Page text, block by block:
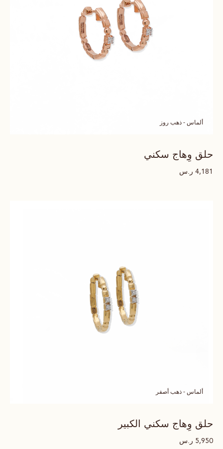
ألماس - ذهب روز
حلق وِهاج سكني
4,181 ر.س
ألماس - ذهب أصفر
حلق وِهاج سكني الكبير
5,950 ر.س